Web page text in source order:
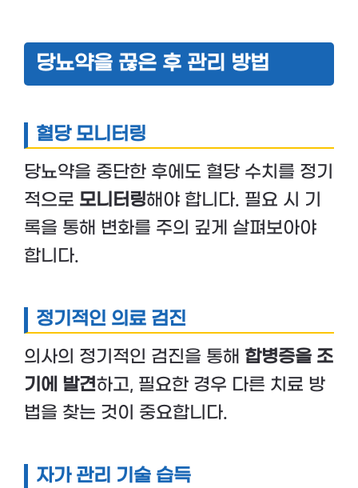
당뇨약을 끊은 후 관리 방법
혈당 모니터링
당뇨약을 중단한 후에도 혈당 수치를 정기
적으로 모니터링해야 합니다. 필요 시 기
록을 통해 변화를 주의 깊게 살펴보아야
합니다.
정기적인 의료 검진
의사의 정기적인 검진을 통해 합병증을 조
기에 발견하고, 필요한 경우 다른 치료 방
법을 찾는 것이 중요합니다.
자가 관리 기술 습득